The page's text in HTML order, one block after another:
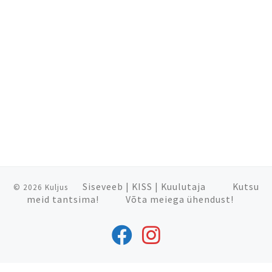
© 2026 Kuljus Siseveeb KISS Kuulutaja
Kutsu
meid tantsima!
Võta meiega ühendust!